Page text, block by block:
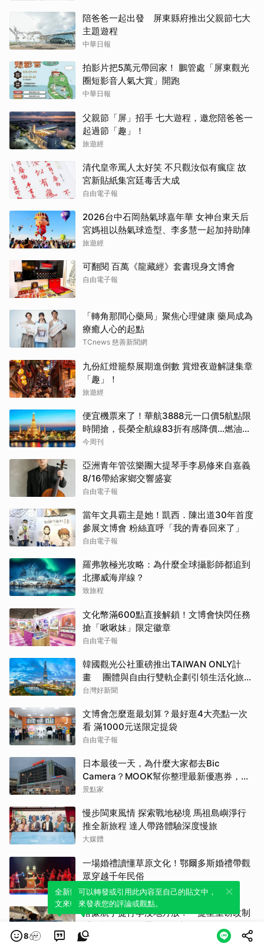
陪爸爸一起出發 屏東縣府推出父親節七大
主題遊程
中華日報
拍影片把5萬元帶回家！ 鵬管處「屏東觀光
圈短影音人氣大賞」開跑
中華日報
父親節「屏」招手 七大遊程，邀您陪爸爸一
起過節「趣」！
旅遊經
清代皇帝罵人太好笑 不只觀汝似有瘋症 故
宮新貼紙集宮廷毒舌大成
自由電子報
2026台中石岡熱氣球嘉年華 女神台東天后
宮媽祖以熱氣球造型、李多慧一起加持助陣
旅遊經
可翻閱 百萬《龍藏經》套書現身文博會
自由電子報
「轉角那間心藥局」聚焦心理健康 藥局成為
療癒人心的起點
TCnews 慈善新聞網
九份紅燈籠祭展期進倒數 賞燈夜遊解謎集章
「趣」！
旅遊經
便宜機票來了！華航3888元一口價5航點限
時開搶，長榮全航線83折有感降價…燃油稅
8/9調漲早買早省
今周刊
亞洲青年管弦樂團大提琴手李易修來自嘉義
8/16帶給家鄉交響盛宴
自由電子報
當年文具霸主是她！凱西．陳出道30年首度
參展文博會 粉絲直呼「我的青春回來了」
自由電子報
羅弗敦極光攻略：為什麼全球攝影師都追到
北挪威海岸線？
致旅程
文化幣滿600點直接解鎖！文博會快閃任務
搶「啾啾妹」限定徽章
自由電子報
韓國觀光公社重磅推出TAIWAN ONLY計
畫 團體與自由行雙軌企劃引領生活化旅遊
新風潮
台灣好新聞
文博會怎麼逛最划算？最好逛4大亮點一次
看 滿1000元送限定提袋
自由電子報
日本最後一天，為什麼大家都去Bic
Camera？MOOK幫你整理最新優惠券，行
前趕快存手機，結帳直接用，最高省10%
景點家
慢步閩東風情 探索戰地秘境 馬祖島嶼淨行
推全新旅程 達人帶路體驗深度慢旅
大媒體
一場婚禮讀懂草原文化！鄂爾多斯婚禮帶觀
眾穿越千年民俗
中華日報
搭廉航手提行李沒地方放？ 捷星重磅改制
鏡週刊
8
全新體驗！一鍵引用此內容，透過發布貼
文來輕鬆表達個人立場。
可以轉發或引用此內容至自己的貼文中，
來發表您的評論或觀點。